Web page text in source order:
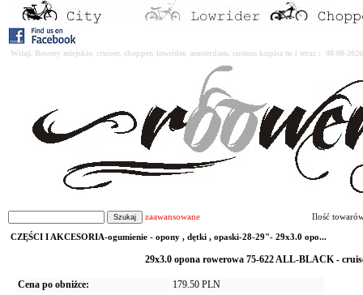
Witaj. Rowery miejskie, cruiser, chopper, lowrider, amsterdam, custom kupisz tu i teraz : 08-08-
zaawansowane Ilość
CZĘŚCI I AKCESORIA-ogumienie - opony , dętki , opaski-28-29"- 29x3.0 opo...
29x3.0 opona rowerowa 75-622 ALL-BLACK -
Cena po obniżce:
179.50 PLN